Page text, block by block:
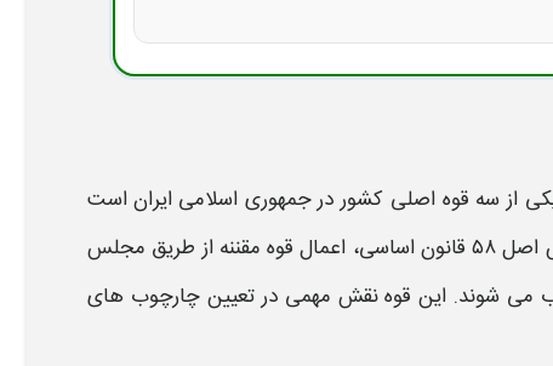
از سه قوه اصلی کشور در جمهوری اسلامی ایراناست
اعمال
قوه مقننه از طریق مجلس
می شوند. این قوه نقش مهمی در تعیین چارچوب های